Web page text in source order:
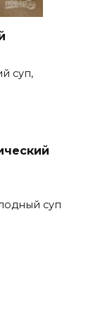
суп,
суп